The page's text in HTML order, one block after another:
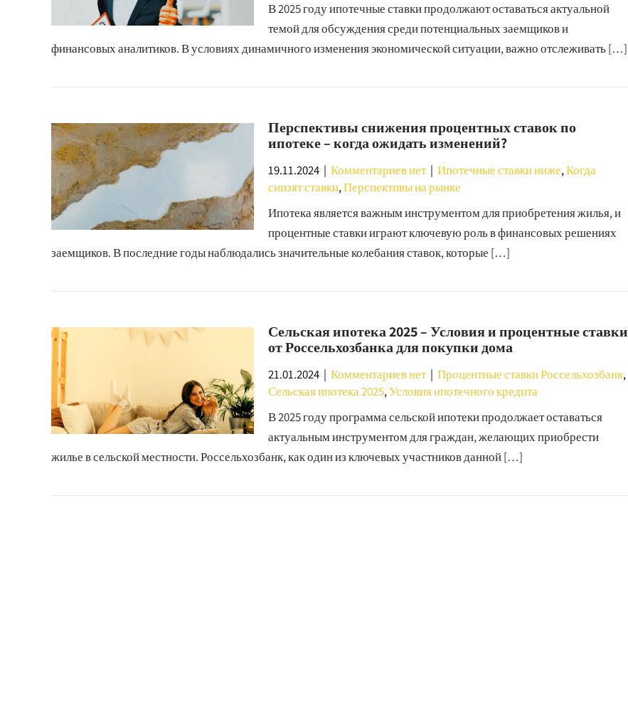
В 2025 году ипотечные ставки продолжают оставаться актуальной
темой для обсуждения среди потенциальных заемщиков и
финансовых аналитиков. В условиях динамичного изменения экономической ситуации, важно отслеживать […]
Перспективы снижения процентных ставок по
ипотеке – когда ожидать изменений?
19.11.2024 |Комментариев нет |Ипотечные ставки ниже,Когда
снизят ставки,Перспективы на рынке
Ипотека является важным инструментом для приобретения жилья, и
процентные ставки играют ключевую роль в финансовых решениях
заемщиков. В последние годы наблюдались значительные колебания ставок, которые […]
Сельская ипотека 2025 – Условия и процентные ставки
от Россельхозбанка для покупки дома
21.01.2024 |Комментариев нет |Процентные ставки Россельхозбанк,
Сельская ипотека 2025,Условия ипотечного кредита
В 2025 году программа сельской ипотеки продолжает оставаться
актуальным инструментом для граждан, желающих приобрести
жилье в сельской местности. Россельхозбанк, как один из ключевых участников данной […]